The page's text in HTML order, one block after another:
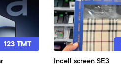
123 TMT
Incell screen SE3